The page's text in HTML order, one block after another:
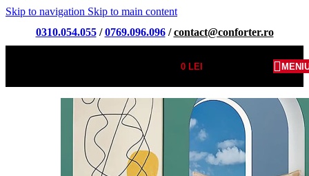
Skip to navigation Skip to main content
0310.054.055/0769.096.096/contact@conforter.ro
0LEI